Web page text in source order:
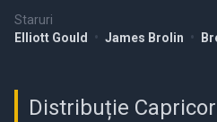
Staruri
Elliott Gould
• James Brolin •
Distribuție